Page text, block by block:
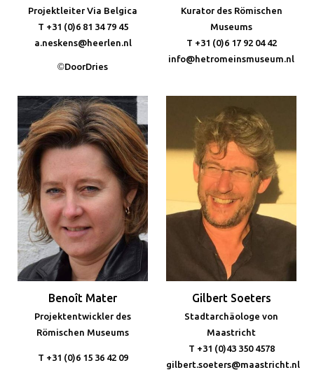
Projektleiter Via Belgica
T +31 (0)6 81 34 79 45
a.neskens@heerlen.nl
©DoorDries
Kurator des Römischen
Museums
T +31 (0)6 17 92 04 42
info@hetromeinsmuseum.nl
Benoît Mater
Projektentwickler des
Römischen Museums
T +31 (0)6 15 36 42 09
Gilbert Soeters
Stadtarchäologe von
Maastricht
T +31 (0)43 350 4578
gilbert.soeters@maastricht.nl